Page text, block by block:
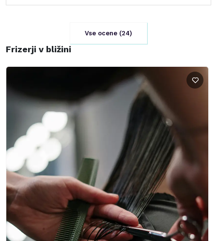
Vse ocene (24)
Frizerji v bližini